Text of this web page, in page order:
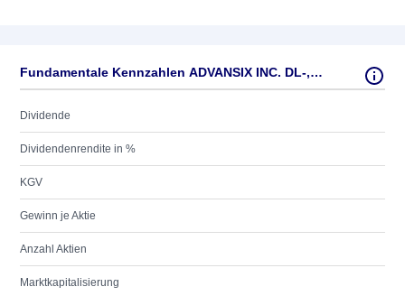
Fundamentale Kennzahlen ADVANSIX INC. DL-,01
Dividende
Dividendenrendite in %
KGV
Gewinn je Aktie
Anzahl Aktien
Marktkapitalisierung